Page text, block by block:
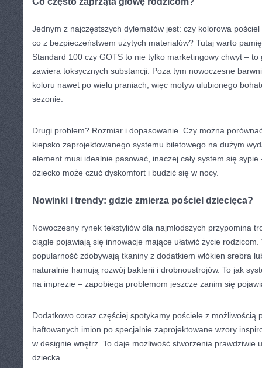
Jednym z najczęstszych dylematów jest: czy kolorowa pościel
co z bezpieczeństwem użytych materiałów? Tutaj warto
Standard 100 czy GOTS to nie tylko marketingowy chwyt –
zawiera toksycznych substancji. Poza tym nowoczesne
koloru nawet po wielu praniach, więc motyw ulubionego
sezonie.
Drugi problem? Rozmiar i dopasowanie. Czy można
kiepsko zaprojektowanego systemu biletowego na dużym
element musi idealnie pasować, inaczej cały system się
dziecko może czuć dyskomfort i budzić się w nocy.
Nowinki i trendy: gdzie zmierza pościel dziecięca?
Nowoczesny rynek tekstyliów dla najmłodszych przypomina
ciągle pojawiają się innowacje mające ułatwić życie
popularność zdobywają tkaniny z dodatkiem włókien srebra
naturalnie hamują rozwój bakterii i drobnoustrojów. To jak
na imprezie – zapobiega problemom jeszcze zanim się
Dodatkowo coraz częściej spotykamy pościele z możliwością
haftowanych imion po specjalnie zaprojektowane wzory
w designie wnętrz. To daje możliwość stworzenia prawdziwie
dziecka.